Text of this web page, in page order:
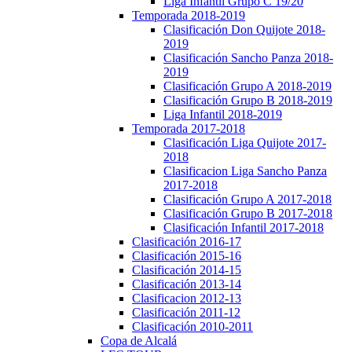
Temporada 2018-2019
Clasificación Don Quijote 2018-
2019
Clasificación Sancho Panza 2018-
2019
Clasificación Grupo A 2018-2019
Clasificación Grupo B 2018-2019
Liga Infantil 2018-2019
Temporada 2017-2018
Clasificación Liga Quijote 2017-
2018
Clasificacion Liga Sancho Panza
2017-2018
Clasificación Grupo A 2017-2018
Clasificación Grupo B 2017-2018
Clasificación Infantil 2017-2018
Clasificación 2016-17
Clasificación 2015-16
Clasificación 2014-15
Clasificación 2013-14
Clasificacion 2012-13
Clasificación 2011-12
Clasificación 2010-2011
Copa de Alcalá